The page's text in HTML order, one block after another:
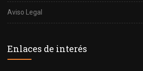
Aviso Legal
Enlaces de interés